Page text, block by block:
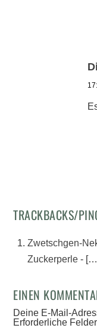
TRACKBACKS/
Zwetschgen-
Zuckerperle -
EINEN
Deine E-Mail-
Erforderliche